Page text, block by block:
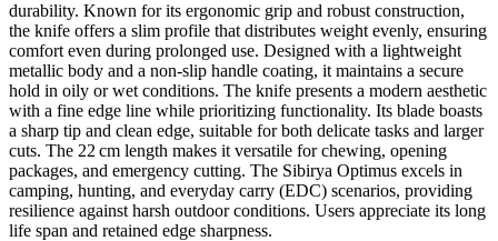
durability. Known for its ergonomic grip and robust construction,
the knife offers a slim profile that distributes weight evenly, ensuring
comfort even during prolonged use. Designed with a lightweight
metallic body and a non‑slip handle coating, it maintains a secure
hold in oily or wet conditions. The knife presents a modern aesthetic
with a fine edge line while prioritizing functionality. Its blade boasts
a sharp tip and clean edge, suitable for both delicate tasks and larger
cuts. The 22 cm length makes it versatile for chewing, opening
packages, and emergency cutting. The Sibirya Optimus excels in
camping, hunting, and everyday carry (EDC) scenarios, providing
resilience against harsh outdoor conditions. Users appreciate its long
life span and retained edge sharpness.